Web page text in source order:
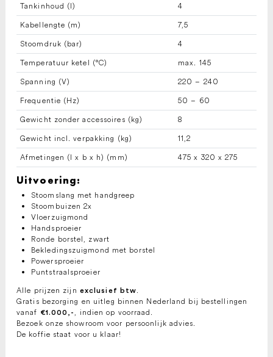
Tankinhoud (l) 4
Kabellengte (m) 7,5
Stoomdruk (bar) 4
Temperatuur ketel (°C) max. 145
Spanning (V) 220 – 240
Frequentie (Hz) 50 – 60
Gewicht zonder accessoires (kg) 8
Gewicht incl. verpakking (kg) 11,2
Afmetingen (l x b x h) (mm) 475 x 320 x 275
Uitvoering:
Stoomslang met handgreep
Stoombuizen 2x
Vloerzuigmond
Handsproeier
Ronde borstel, zwart
Bekledingszuigmond met borstel
Powersproeier
Puntstraalsproeier
Alle prijzen zijn exclusief btw
Gratis bezorging en uitleg binnen Nederland bij bestellingen
vanaf €1.000,-
, indien op voorraad.
Bezoek onze showroom voor persoonlijk advies.
De koffie staat voor u klaar!